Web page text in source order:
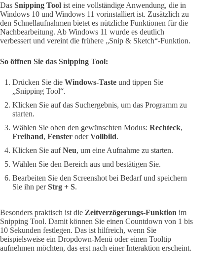
Das Snipping Tool ist eine vollständige Anwendung, die in
Windows 10 und Windows 11 vorinstalliert ist. Zusätzlich zu
den Schnellaufnahmen bietet es nützliche Funktionen für die
Nachbearbeitung. Ab Windows 11 wurde es deutlich
verbessert und vereint die frühere „Snip & Sketch“-Funktion.
So öffnen Sie das Snipping Tool:
Drücken Sie die Windows-Taste und tippen Sie
„Snipping Tool“.
Klicken Sie auf das Suchergebnis, um das Programm zu
starten.
Wählen Sie oben den gewünschten Modus: Rechteck,
Freihand, Fenster oderVollbild.
Klicken Sie aufNeu, um eine Aufnahme zu starten.
Wählen Sie den Bereich aus und bestätigen Sie.
Bearbeiten Sie den Screenshot bei Bedarf und speichern
Sie ihn perStrg + S.
Besonders praktisch ist die Zeitverzögerungs-Funktion im
Snipping Tool. Damit können Sie einen Countdown von 1 bis
10 Sekunden festlegen. Das ist hilfreich, wenn Sie
beispielsweise ein Dropdown-Menü oder einen Tooltip
aufnehmen möchten, das erst nach einer Interaktion erscheint.